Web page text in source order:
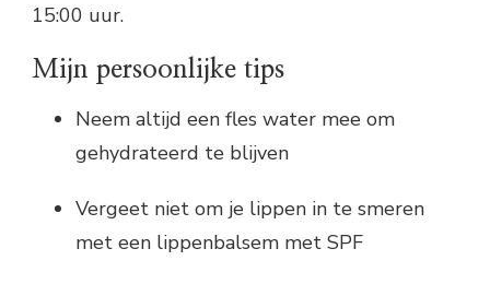
15:00 uur.
Mijn persoonlijke tips
Neem altijd een fles water mee om
gehydrateerd te blijven
Vergeet niet om je lippen in te smeren
met een lippenbalsem met SPF